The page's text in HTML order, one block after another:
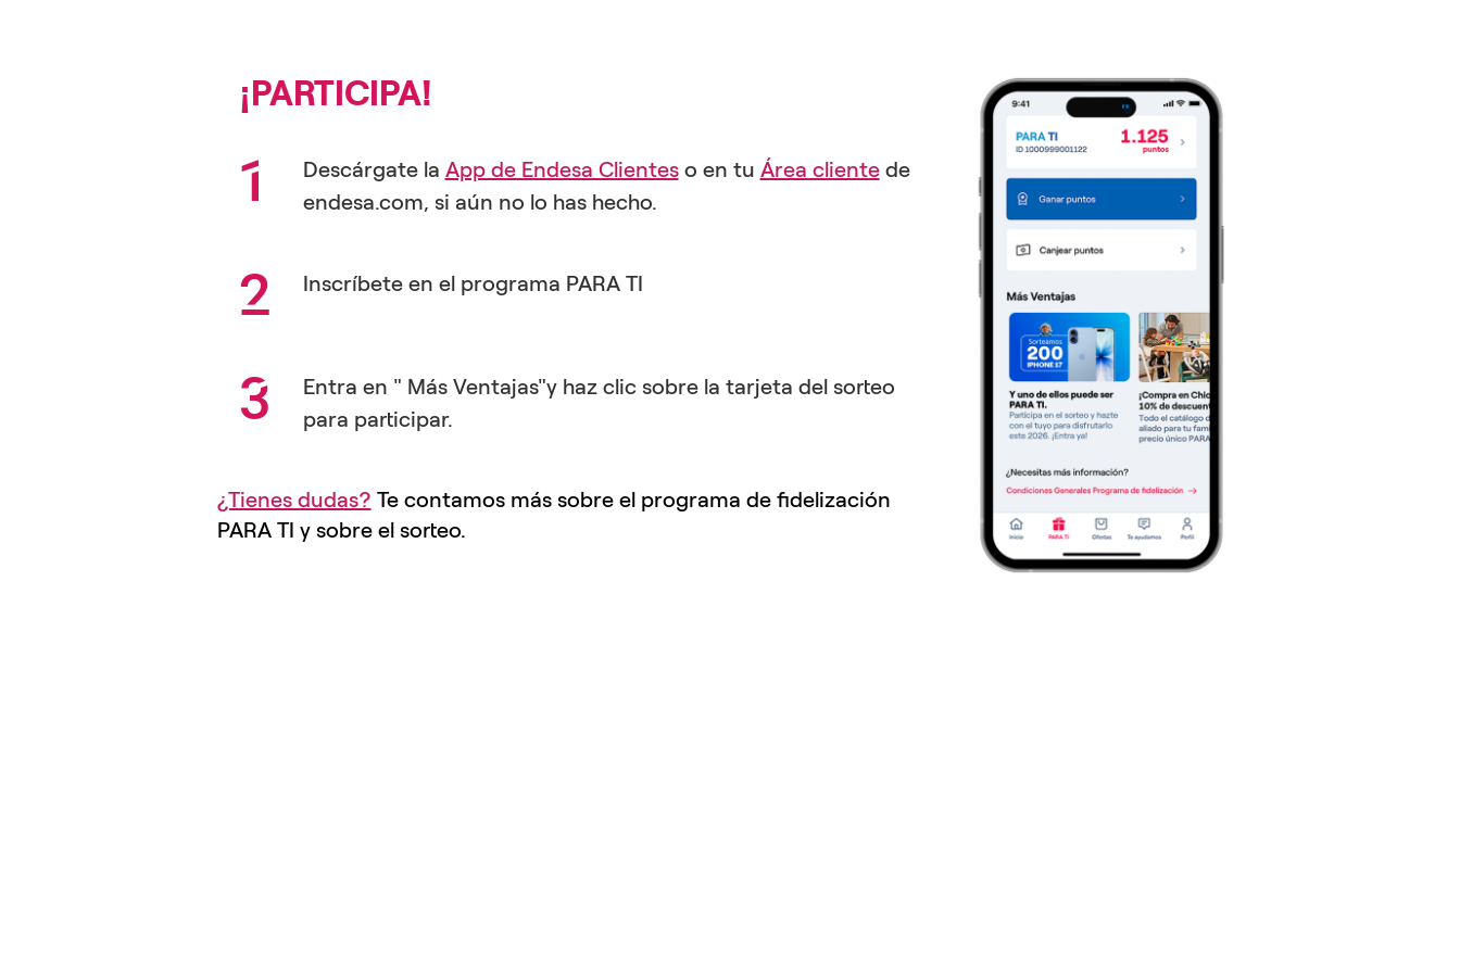
¡PARTICIPA!
Descárgate la App de Endesa Clienteso en tu Área clientede
endesa.com, si aún no lo has hecho.
Inscríbete en el programa PARA TI
Entra en " Más Ventajas"y haz clic sobre la tarjeta del sorteo
para participar.
¿Tienes dudas? Te contamos más sobre el programa de fidelización
PARA TI y sobre el sorteo.